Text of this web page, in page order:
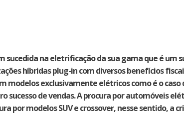
sucedida na eletrificação da sua gama que é um
híbridas plug-in com diversos benefícios
exclusivamente elétricos como é o caso
sucesso de vendas. A procura por automóveis
por modelos SUV e crossover, nesse sentido, a